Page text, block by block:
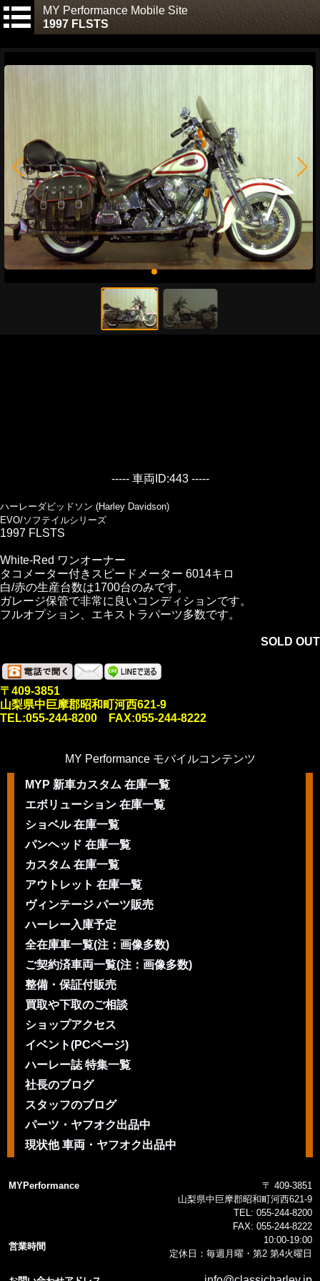
MY Performance Mobile Site
1997 FLSTS
----- 車両ID:443 -----
ハーレーダビッドソン (Harley Davidson)
EVO/ソフテイルシリーズ
1997 FLSTS
White-Red ワンオーナー
タコメーター付きスピードメーター 6014キロ
白/赤の生産台数は1700台のみです。
ガレージ保管で非常に良いコンディションです。
フルオプション、エキストラパーツ多数です。
SOLD OUT
〒409-3851
山梨県中巨摩郡昭和町河西621-9
TEL:055-244-8200 FAX:055-244-8222
MY Performance モバイルコンテンツ
MYP 新車カスタム 在庫一覧
エボリューション 在庫一覧
ショベル 在庫一覧
パンヘッド 在庫一覧
カスタム 在庫一覧
アウトレット 在庫一覧
ヴィンテージ パーツ販売
ハーレー入庫予定
全在庫車一覧(注：画像多数)
ご契約済車両一覧(注：画像多数)
整備・保証付販売
買取や下取のご相談
ショップアクセス
イベント(PCページ)
ハーレー誌 特集一覧
社長のブログ
スタッフのブログ
パーツ・ヤフオク出品中
現状他 車両・ヤフオク出品中
MYPerformance
〒 409-3851
山梨県中巨摩郡昭和町河西621-9
TEL: 055-244-8200
FAX: 055-244-8222
営業時間
10:00-19:00
定休日：毎週月曜・第2 第4火曜日